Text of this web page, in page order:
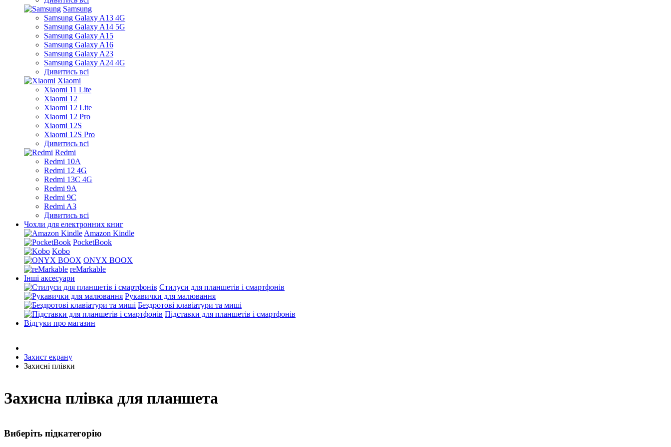
Samsung
Samsung Galaxy A13 4G
Samsung Galaxy A14 5G
Samsung Galaxy A15
Samsung Galaxy A16
Samsung Galaxy A23
Samsung Galaxy A24 4G
Дивитись всі
Xiaomi
Xiaomi 11 Lite
Xiaomi 12
Xiaomi 12 Lite
Xiaomi 12 Pro
Xiaomi 12S
Xiaomi 12S Pro
Дивитись всі
Redmi
Redmi 10A
Redmi 12 4G
Redmi 13C 4G
Redmi 9A
Redmi 9C
Redmi A3
Дивитись всі
Чохли для електронних книг
Amazon Kindle
PocketBook
Kobo
ONYX BOOX
reMarkable
Інші аксесуари
Стилуси для планшетів і смартфонів
Рукавички для малювання
Бездротові клавіатури та миші
Підставки для планшетів і смартфонів
Відгуки про магазин
Захист екрану
Захисні плівки
Захисна плівка для планшета
Виберіть підкатегорію